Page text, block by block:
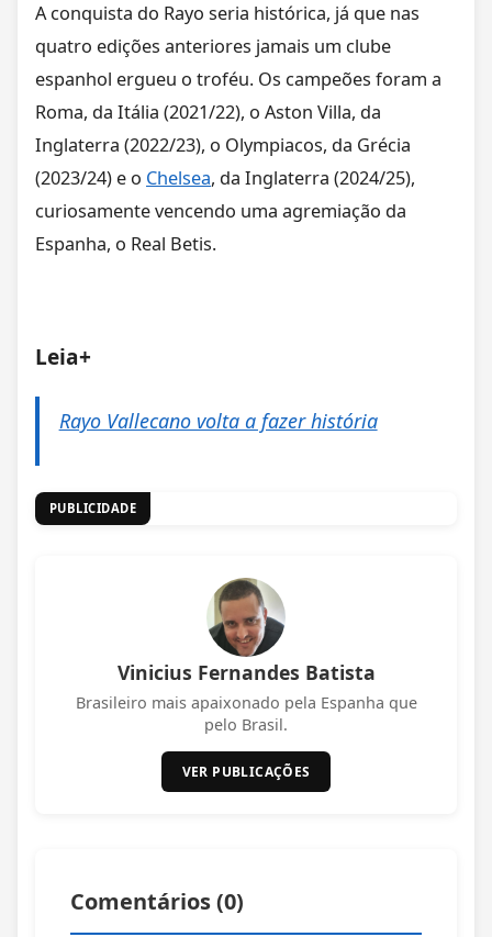
A conquista do Rayo seria histórica, já que nas
quatro edições anteriores jamais um clube
espanhol ergueu o troféu. Os campeões foram a
Roma, da Itália (2021/22), o Aston Villa, da
Inglaterra (2022/23), o Olympiacos, da Grécia
(2023/24) e o Chelsea, da Inglaterra (2024/25),
curiosamente vencendo uma agremiação da
Espanha, o Real Betis.
Leia+
Rayo Vallecano volta a fazer história
PUBLICIDADE
Vinicius Fernandes Batista
Brasileiro mais apaixonado pela Espanha que
pelo Brasil.
VER PUBLICAÇÕES
Comentários (0)